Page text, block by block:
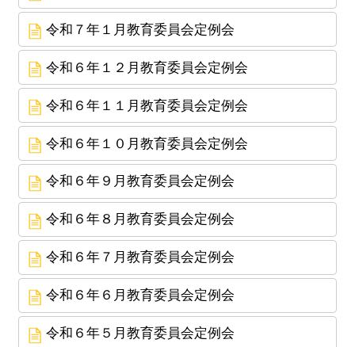
令和７年１月教育委員会定例会
令和６年１２月教育委員会定例会
令和６年１１月教育委員会定例会
令和６年１０月教育委員会定例会
令和６年９月教育委員会定例会
令和６年８月教育委員会定例会
令和６年７月教育委員会定例会
令和６年６月教育委員会定例会
令和６年５月教育委員会定例会